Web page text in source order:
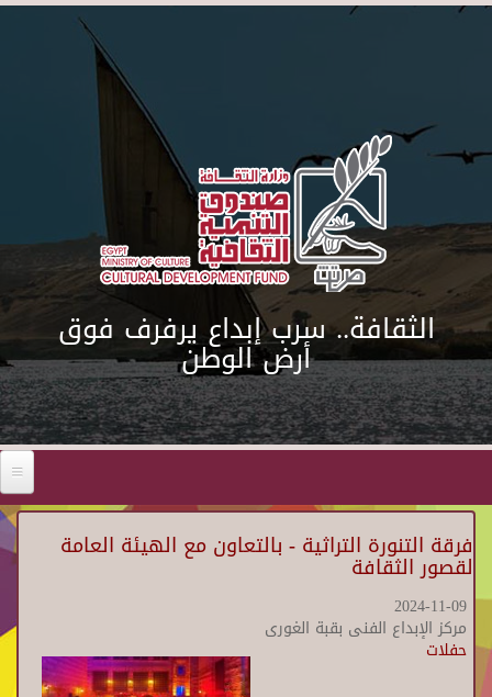
Skip to main content
الثقافة.. سرب إبداع يرفرف فوق
أرض الوطن
فرقة التنورة التراثية - بالتعاون مع الهيئة العامة
لقصور الثقافة
2024-11-09
مركز الإبداع الفنى بقبة الغورى
حفلات